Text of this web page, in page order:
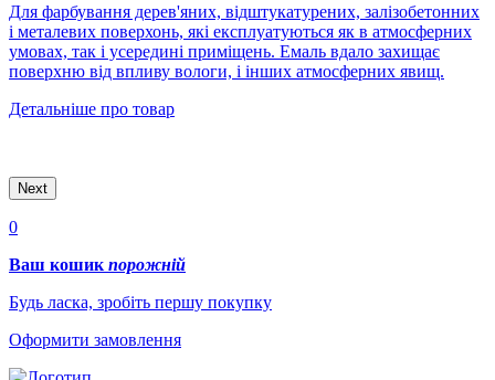
Для фарбування дерев'яних, відштукатурених, залізобетонних
і металевих поверхонь, які експлуатуються як в атмосферних
умовах, так і усередині приміщень. Емаль вдало захищає
поверхню від впливу вологи, і інших атмосферних явищ.
Детальніше про товар
Next
0
Ваш кошик порожній
Будь ласка, зробіть першу покупку
Оформити замовлення